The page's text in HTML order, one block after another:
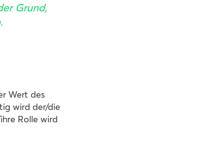
Grund,
Wert des
wird der/die
Rolle wird